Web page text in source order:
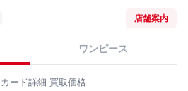
店舗案内
ワンピース
カード詳細 買取価格